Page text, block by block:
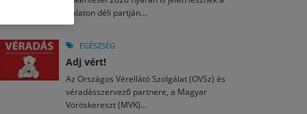
2026. JÚL. 15.
nézők 10 kedvenc filmje 2026 első félévében
2026. JÚL. 3.
án hozzánk is megérkezik a Rocktábor
2026. JÚL. 29.
a jubileumi Művészetek Völgye – még öt
kulturális ünnep
Fesztivál 2026
egy mese: 30 napos mesekihívást indít a Libri
2026. MÁJ. 11.
László kapta az Artisjus Irodalmi Nagydíjat
Balaton déli partján...
EGÉSZSÉG
Adj vért!
Az Országos Vérellátó Szolgálat (OVSz) és
véradásszervező partnere, a Magyar
Vöröskereszt (MVK)...